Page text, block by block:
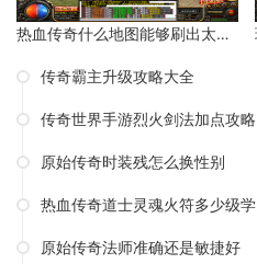
热血传奇什么地图能够刷出太阳水？
传奇霸主升级攻略大全
传奇世界手游烈火剑法加点攻略
原始传奇时装残怎么换性别
热血传奇道士灵魂火符多少级学
原始传奇法师准确还是敏捷好